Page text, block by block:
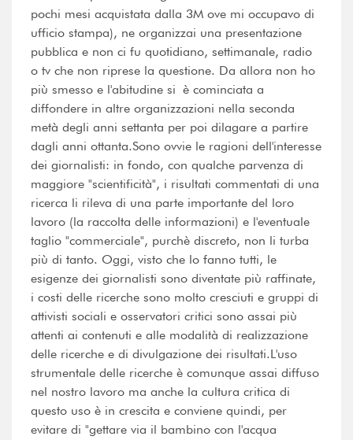
pochi mesi acquistata dalla 3M ove mi occupavo di
ufficio stampa), ne organizzai una presentazione
pubblica e non ci fu quotidiano, settimanale, radio
o tv che non riprese la questione. Da allora non ho
più smesso e l'abitudine si è cominciata a
diffondere in altre organizzazioni nella seconda
metà degli anni settanta per poi dilagare a partire
dagli anni ottanta.Sono ovvie le ragioni dell'interesse
dei giornalisti: in fondo, con qualche parvenza di
maggiore "scientificità", i risultati commentati di una
ricerca li rileva di una parte importante del loro
lavoro (la raccolta delle informazioni) e l'eventuale
taglio "commerciale", purchè discreto, non li turba
più di tanto. Oggi, visto che lo fanno tutti, le
esigenze dei giornalisti sono diventate più raffinate,
i costi delle ricerche sono molto cresciuti e gruppi di
attivisti sociali e osservatori critici sono assai più
attenti ai contenuti e alle modalità di realizzazione
delle ricerche e di divulgazione dei risultati.L'uso
strumentale delle ricerche è comunque assai diffuso
nel nostro lavoro ma anche la cultura critica di
questo uso è in crescita e conviene quindi, per
evitare di "gettare via il bambino con l'acqua